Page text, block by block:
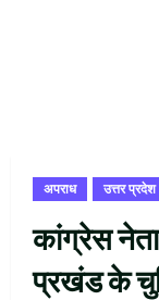
अपराध उत्तर प्रदेश
कांग्रेस
प्रखंड के